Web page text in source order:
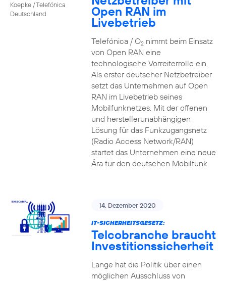
Koepke / Telefónica
Deutschland
Open RAN im
Livebetrieb
Telefónica / O2nimmt beim Einsatz
von Open RAN eine
technologische Vorreiterrolle ein.
Als erster deutscher Netzbetreiber
setzt das Unternehmen auf Open
RAN im Livebetrieb seines
Mobilfunknetzes. Mit der offenen
und herstellerunabhängigen
Lösung für das Funkzugangsnetz
(Radio Access Network/RAN)
startet das Unternehmen eine neue
Ära für den deutschen Mobilfunk.
14. Dezember 2020
IT-SICHERHEITSGESETZ:
Telcobranche braucht
Investitionssicherheit
Lange hat die Politik über einen
möglichen Ausschluss von